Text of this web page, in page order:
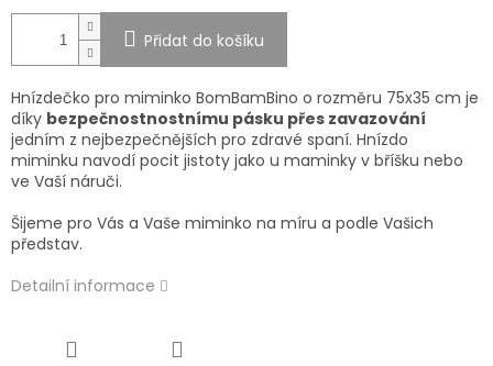
Přidat do košíku
Hnízdečko pro miminko BomBamBino o rozměru 75x35 cm je
díky bezpečnostnostnímu pásku přes zavazování
jedním z nejbezpečnějších pro zdravé spaní. Hnízdo
miminku navodí pocit jistoty jako u maminky v bříšku nebo
ve Vaší náruči.
Šijeme pro Vás a Vaše miminko na míru a podle Vašich
představ.
Detailní informace